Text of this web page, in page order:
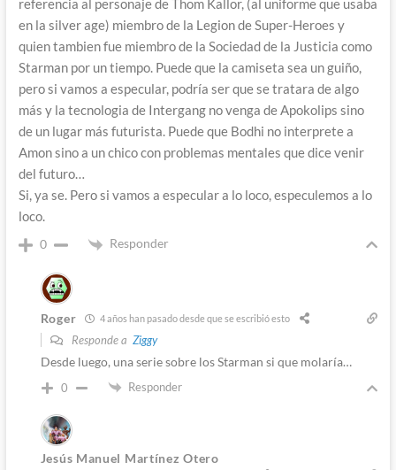
referencia al personaje de Thom Kallor, (al uniforme que usaba
en la silver age) miembro de la Legion de Super-Heroes y
quien tambien fue miembro de la Sociedad de la Justicia como
Starman por un tiempo. Puede que la camiseta sea un guiño,
pero si vamos a especular, podría ser que se tratara de algo
más y la tecnologia de Intergang no venga de Apokolips sino
de un lugar más futurista. Puede que Bodhi no interprete a
Amon sino a un chico con problemas mentales que dice venir
del futuro…
Si, ya se. Pero si vamos a especular a lo loco, especulemos a lo
loco.
0 Responder
Roger 4 años han pasado desde que se escribió esto
Responde a Ziggy
Desde luego, una serie sobre los Starman si que molaría…
0 Responder
Jesús Manuel Martínez Otero